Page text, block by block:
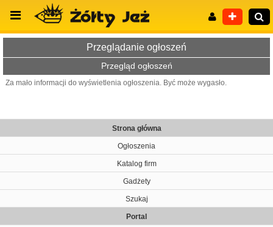
Przeglądanie ogłoszeń
Przegląd ogłoszeń
Za mało informacji do wyświetlenia ogłoszenia. Być może wygasło.
Strona główna
Ogłoszenia
Katalog firm
Gadżety
Szukaj
Portal